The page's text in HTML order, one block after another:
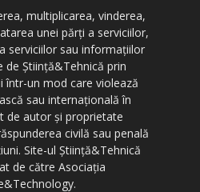
multiplicarea, vinderea,
unei părți a serviciilor,
serviciilor sau informațiilor
de Știință&Tehnică prin
într-un mod care violează
sau internațională în
de autor și proprietate
civilă sau penală
Site-ul Știință&Tehnică
de către Asociația